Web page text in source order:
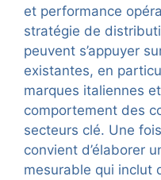
et performance
stratégie de
peuvent s’appuyer
existantes, en
marques italiennes
comportement des
secteurs clé. Une
convient d’élaborer
mesurable qui inclut